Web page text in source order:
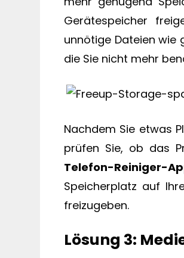
Gerätespeicher
unnötige Dateien wie
die Sie nicht mehr
Nachdem Sie etwas
prüfen Sie, ob das
Telefon-Reiniger-
Speicherplatz auf
freizugeben.
Lösung 3: